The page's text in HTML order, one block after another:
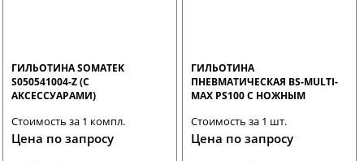
ГИЛЬОТИНА SOMATEK
S050541004-Z (C
АКСЕССУАРАМИ)
Стоимость за 1 компл.
Цена по запросу
ГИЛЬОТИНА
ПНЕВМАТИЧЕСКАЯ BS-MULTI-
MAX PS100 С НОЖНЫМ
Стоимость за 1 шт.
Цена по запросу